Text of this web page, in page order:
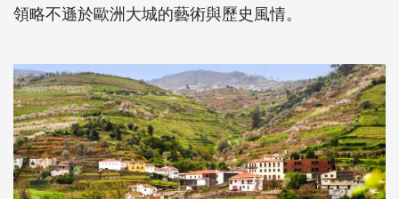
領略不遜於歐洲大城的藝術與歷史風情。